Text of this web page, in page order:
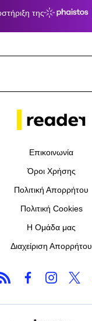
Επικοινωνία
Όροι Χρήσης
Πολιτική Απορρήτου
Πολιτική Cookies
Η Ομάδα μας
Διαχείριση Απορρήτου